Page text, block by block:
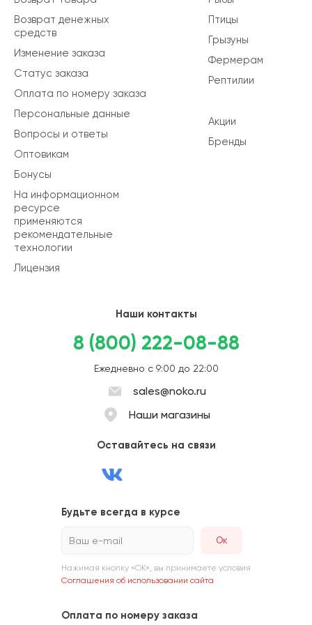
Птицы
Грызуны
Фермерам
Рептилии
Акции
Бренды
Возврат денежных
средств
Изменение заказа
Статус заказа
Оплата по номеру заказа
Персональные данные
Вопросы и ответы
Оптовикам
Бонусы
На информационном
ресурсе
применяются
рекомендательные
технологии
Лицензия
Наши контакты
8 (800) 222-08-88
Ежедневно с 9:00 до 22:00
sales@noko.ru
Наши магазины
Оставайтесь на связи
Будьте всегда в курсе
Ваш e-mail
Нажимая кнопку «ОК», вы принимаете условия
Соглашения об использовании сайта
Оплата по номеру заказа